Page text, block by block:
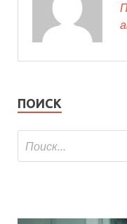
ПОИСК